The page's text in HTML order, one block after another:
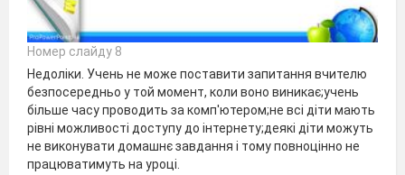
Номер слайду 8
Недоліки. Учень не може поставити запитання вчителю
безпосередньо у той момент, коли воно виникає;учень
більше часу проводить за комп'ютером;не всі діти мають
рівні можливості доступу до інтернету;деякі діти можуть
не виконувати домашнє завдання і тому повноцінно не
працюватимуть на уроці.